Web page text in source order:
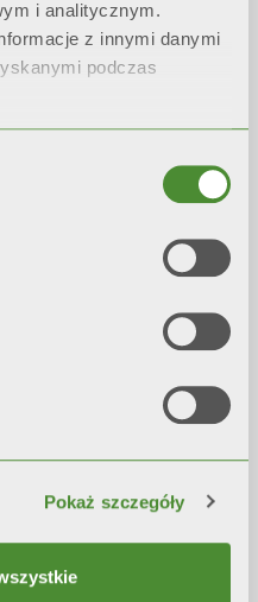
i analitycznym.
z innymi danymi
podczas
Pokaż szczegóły